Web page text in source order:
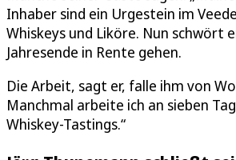
Inhaber sind ein Urgestein im
Whiskeys und Liköre. Nun schwört
Jahresende in Rente gehen.
Die Arbeit, sagt er, falle ihm von
Manchmal arbeite ich an sieben
Whiskey-Tastings.“